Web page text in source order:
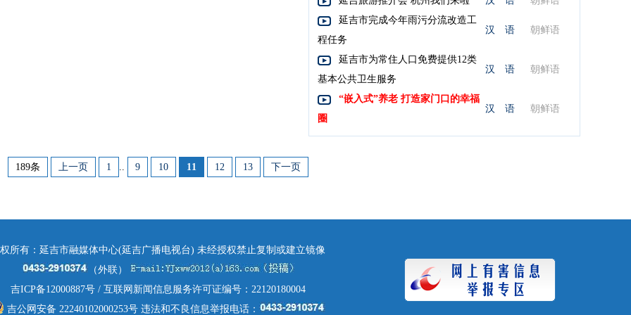
延吉市完成今年雨污分流改造工
程任务
汉 语 朝鲜语
延吉市为常住人口免费提供12类
基本公共卫生服务
汉 语 朝鲜语
“嵌入式”养老 打造家门口的幸福
圈
汉 语 朝鲜语
189条 上一页 1 .. 9 10 11 12 13 下一页
所有：延吉市融媒体中心(延吉广播电视台) 未经授权禁止复制或建立镜像
（外联）
吉ICP备12000887号/ 互联网新闻信息服务许可证编号：22120180004
吉公网安备 22240102000253号 违法和不良信息举报电话：